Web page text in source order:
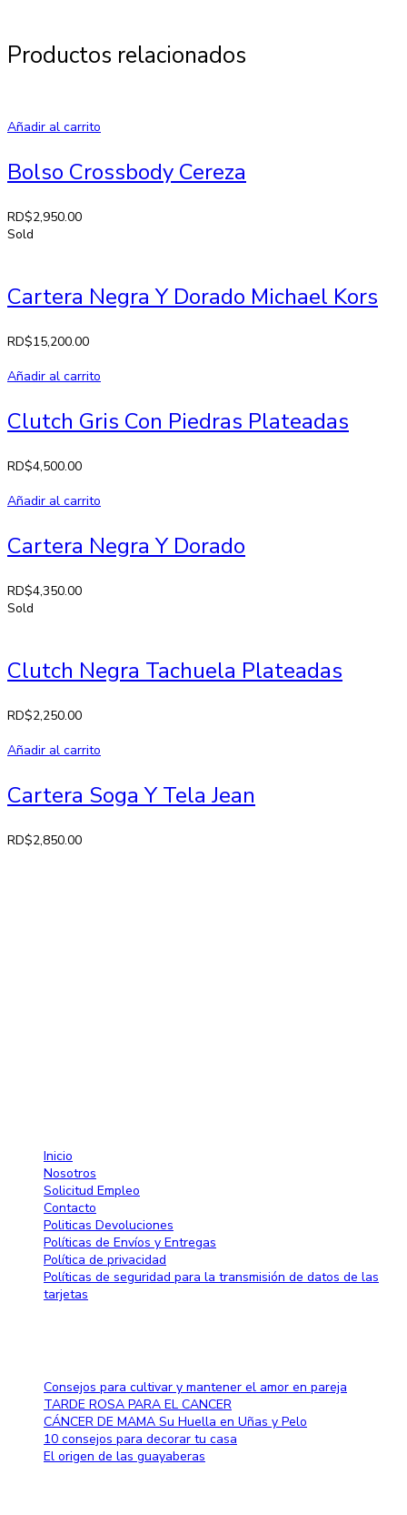
Productos relacionados
Añadir al carrito
Bolso Crossbody Cereza
RD$2,950.00
Sold
Cartera Negra Y Dorado Michael Kors
RD$15,200.00
Añadir al carrito
Clutch Gris Con Piedras Plateadas
RD$4,500.00
Añadir al carrito
Cartera Negra Y Dorado
RD$4,350.00
Sold
Clutch Negra Tachuela Plateadas
RD$2,250.00
Añadir al carrito
Cartera Soga Y Tela Jean
RD$2,850.00
Inicio
Nosotros
Solicitud Empleo
Contacto
Politicas Devoluciones
Políticas de Envíos y Entregas
Política de privacidad
Políticas de seguridad para la transmisión de datos de las
tarjetas
Consejos para cultivar y mantener el amor en pareja
TARDE ROSA PARA EL CANCER
CÁNCER DE MAMA Su Huella en Uñas y Pelo
10 consejos para decorar tu casa
El origen de las guayaberas